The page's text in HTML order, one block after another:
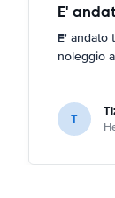
E'
E' andato
noleggio
T